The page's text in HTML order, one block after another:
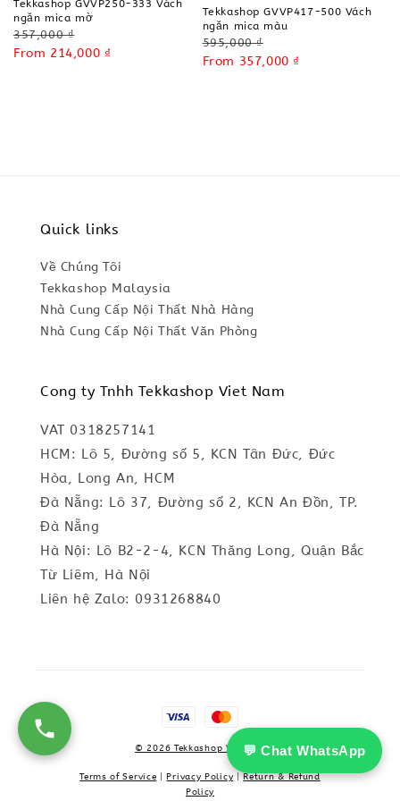
💬 Chat WhatsApp
Tekkashop GVVP250-333 Vách
ngăn mica mờ
Regular
price
357,000 ₫
Sale
From 214,000 ₫
Tekkashop GVVP417-500 Vách
ngăn mica màu
Regular
price
595,000 ₫
Sale
From 357,000 ₫
Quick links
Về Chúng Tôi
Tekkashop Malaysia
Nhà Cung Cấp Nội Thất Nhà Hàng
Nhà Cung Cấp Nội Thất Văn Phòng
Cong ty Tnhh Tekkashop Viet Nam
VAT 0318257141
HCM: Lô 5, Đường số 5, KCN Tân Đức, Đức
Hòa, Long An, HCM
Đà Nẵng: Lô 37, Đường số 2, KCN An Đồn, TP.
Đà Nẵng
Hà Nội: Lô B2-2-4, KCN Thăng Long, Quận Bắc
Từ Liêm, Hà Nội
Liên hệ Zalo: 0931268840
© 2026 Tekkashop Vietnam
Terms of Service Privacy Policy
Return & Refund
Policy